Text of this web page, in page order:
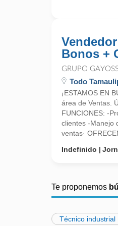
Bonos +
GRUPO
Todo
¡ESTAMOS EN
área de Ventas.
FUNCIONES: -
clientes -Manejo
ventas·
Indefinido
Te proponemos
Técnico industrial